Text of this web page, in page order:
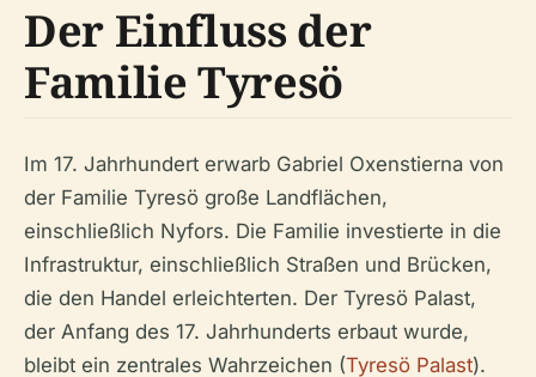
Der Einfluss der
Familie Tyresö
Im 17. Jahrhundert erwarb Gabriel Oxenstierna von
der Familie Tyresö große Landflächen,
einschließlich Nyfors. Die Familie investierte in die
Infrastruktur, einschließlich Straßen und Brücken,
die den Handel erleichterten. Der Tyresö Palast,
der Anfang des 17. Jahrhunderts erbaut wurde,
bleibt ein zentrales Wahrzeichen (Tyresö Palast).